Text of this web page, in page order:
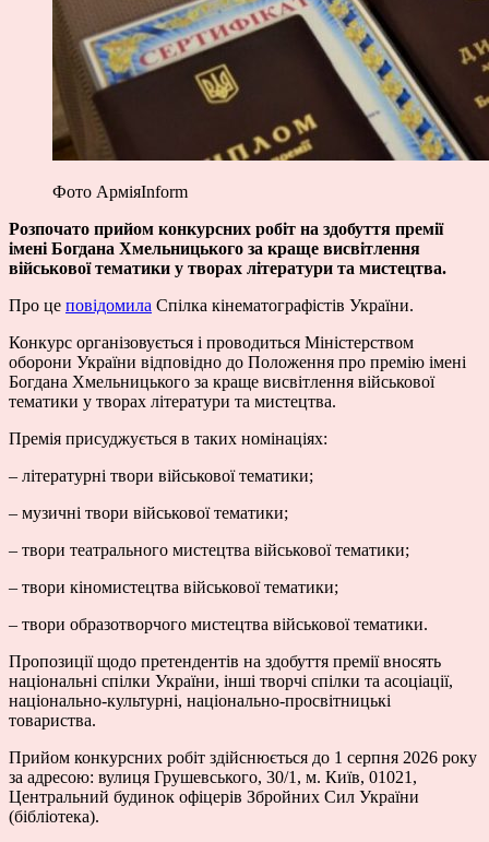
Фото АрміяInform
Розпочато прийом конкурсних робіт на здобуття премії
імені Богдана Хмельницького за краще висвітлення
військової тематики у творах літератури та мистецтва.
Про це повідомила Спілка кінематографістів України.
Конкурс організовується і проводиться Міністерством
оборони України відповідно до Положення про премію імені
Богдана Хмельницького за краще висвітлення військової
тематики у творах літератури та мистецтва.
Премія присуджується в таких номінаціях:
– літературні твори військової тематики;
– музичні твори військової тематики;
– твори театрального мистецтва військової тематики;
– твори кіномистецтва військової тематики;
– твори образотворчого мистецтва військової тематики.
Пропозиції щодо претендентів на здобуття премії вносять
національні спілки України, інші творчі спілки та асоціації,
національно-культурні, національно-просвітницькі
товариства.
Прийом конкурсних робіт здійснюється до 1 серпня 2026 року
за адресою: вулиця Грушевського, 30/1, м. Київ, 01021,
Центральний будинок офіцерів Збройних Сил України
(бібліотека).